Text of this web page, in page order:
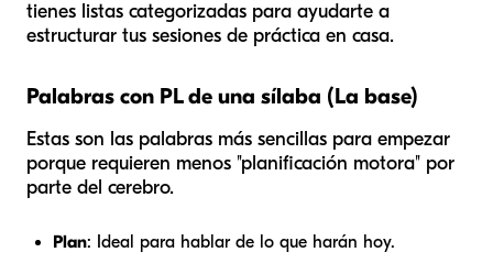
tienes listas categorizadas para ayudarte a
estructurar tus sesiones de práctica en casa.
Palabras con PL de una sílaba (La base)
Estas son las palabras más sencillas para empezar
porque requieren menos "planificación motora" por
parte del cerebro.
Plan: Ideal para hablar de lo que harán hoy.